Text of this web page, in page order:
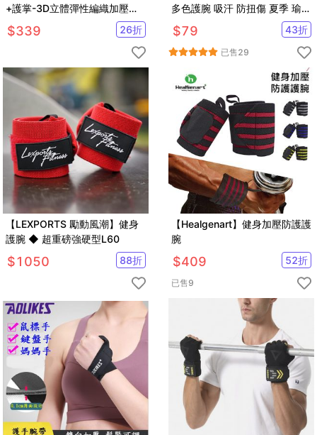
+護掌-3D立體彈性編織加壓固
定-超值2入組 (重訓/籃球)
$339 26折
多色護腕 吸汗 防扭傷 夏季 瑜伽
保護手腕不扭傷 老婆叫我買
$79 43折
已售29
【LEXPORTS 勵動風潮】健身
護腕 ◆ 超重磅強硬型L60
$1050 88折
【Healgenart】健身加壓防護護
腕
$409 52折
已售9